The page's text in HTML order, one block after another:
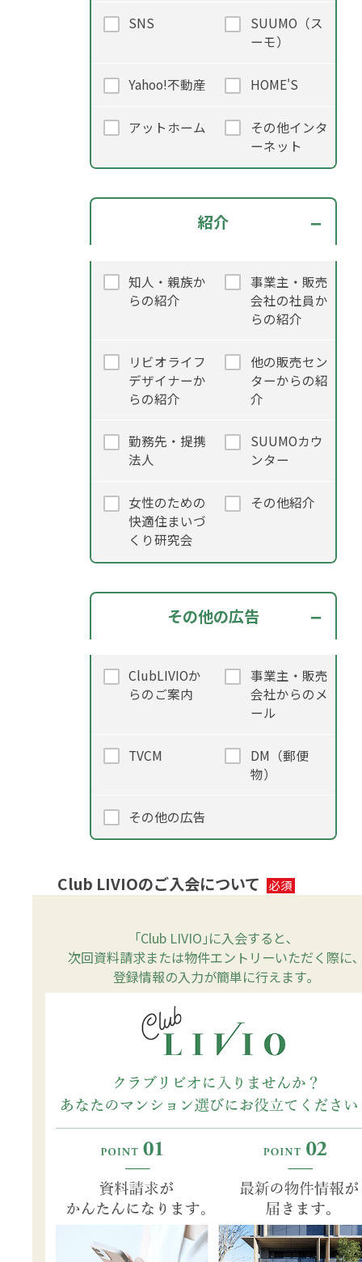
SNS
SUUMO（ス
ーモ）
Yahoo!不動産 HOME'S
アットホーム
その他インタ
ーネット
紹介
知人・親族か
らの紹介
事業主・販売
会社の社員か
らの紹介
リビオライフ
デザイナーか
らの紹介
他の販売セン
ターからの紹
介
勤務先・提携
法人
SUUMOカウ
ンター
女性のための
快適住まいづ
くり研究会
その他紹介
その他の広告
ClubLIVIOか
らのご案内
事業主・販売
会社からのメ
ール
TVCM
DM（郵便
物）
その他の広告
Club LIVIOのご入会について
｢Club LIVIO｣に入会すると､
次回資料請求または物件エントリーいただく際に､
登録情報の入力が簡単に行えます｡